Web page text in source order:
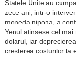
Statele Unite au
zece ani, intr-o
moneda nipona, a
Yenul atinsese cel
dolarul, iar
cresterea costurilor la